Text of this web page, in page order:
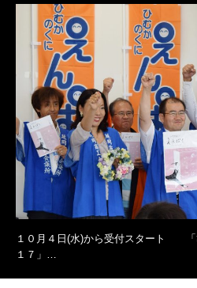
１０月４日(水)から受付スタート
１７」…